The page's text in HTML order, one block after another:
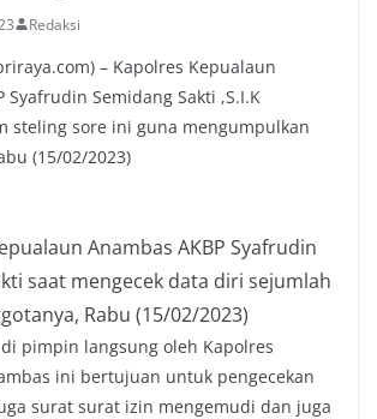
Redaksi
– Kapolres Kepualaun
Syafrudin Semidang Sakti ,S.I.K
steling sore ini guna mengumpulkan
(15/02/2023)
Anambas AKBP Syafrudin
saat mengecek data diri sejumlah
Rabu (15/02/2023)
pimpin langsung oleh Kapolres
ini bertujuan untuk pengecekan
surat surat izin mengemudi dan juga